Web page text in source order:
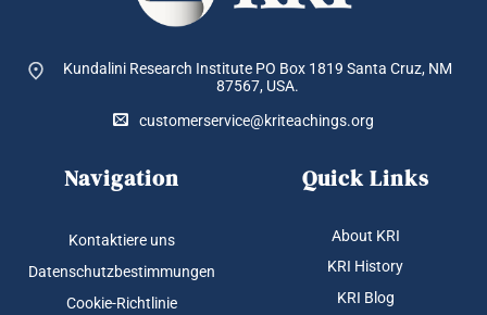
Kundalini Research Institute PO Box 1819 Santa Cruz, NM
87567, USA.
customerservice@kriteachings.org
Navigation
Kontaktiere uns
Datenschutzbestimmungen
Cookie-Richtlinie
Quick Links
About KRI
KRI History
KRI Blog